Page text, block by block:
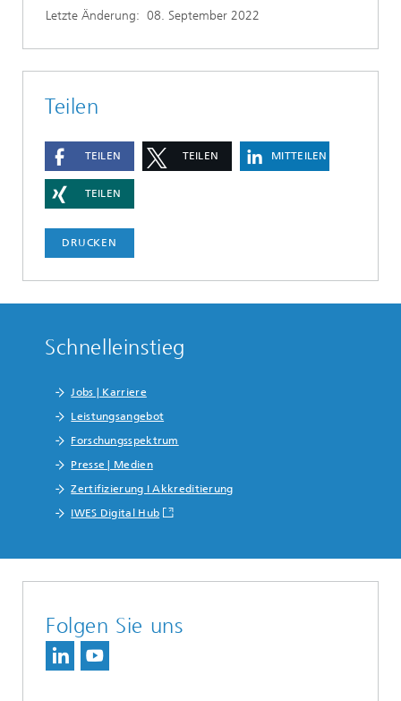
Letzte Änderung: 08. September 2022
Teilen
TEILEN TEILEN MITTEILEN
TEILEN
DRUCKEN
Schnelleinstieg
Jobs | Karriere
Leistungsangebot
Forschungsspektrum
Presse | Medien
Zertifizierung I Akkreditierung
IWES Digital Hub
Folgen Sie uns